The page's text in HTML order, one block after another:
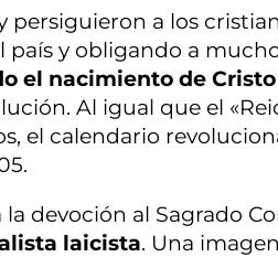
persiguieron a los
país y obligando a
el nacimiento de
Al igual que el
el calendario
devoción al Sagrado
laicista. Una